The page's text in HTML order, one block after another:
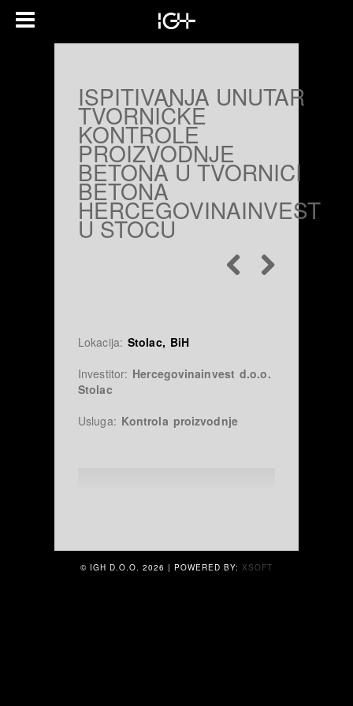
ISPITIVANJA UNUTAR
TVORNIČKE
KONTROLE
PROIZVODNJE
BETONA U TVORNICI
BETONA
HERCEGOVINAINVEST
U STOCU
Lokacija: Stolac, BiH
Investitor: Hercegovinainvest d.o.o.
Stolac
Usluga: Kontrola proizvodnje
© IGH D.O.O. 2026 | POWERED BY: XSOFT